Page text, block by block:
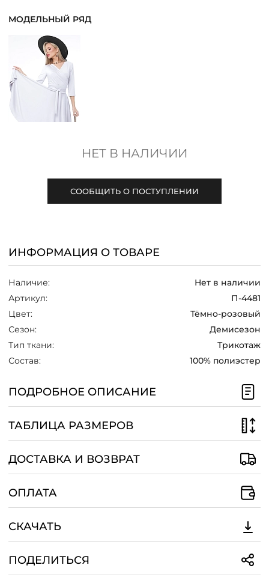
МОСКВА
+7 (800) 511-35-10
МОДЕЛЬНЫЙ РЯД
НЕТ В НАЛИЧИИ
СООБЩИТЬ О ПОСТУПЛЕНИИ
ИНФОРМАЦИЯ О ТОВАРЕ
Наличие:
Нет в наличии
Артикул:
П-4481
Цвет:
Тёмно-розовый
Сезон:
Демисезон
Тип ткани:
Трикотаж
Состав:
100% полиэстер
ПОДРОБНОЕ ОПИСАНИЕ
ТАБЛИЦА РАЗМЕРОВ
ДОСТАВКА И ВОЗВРАТ
ОПЛАТА
СКАЧАТЬ
ПОДЕЛИТЬСЯ